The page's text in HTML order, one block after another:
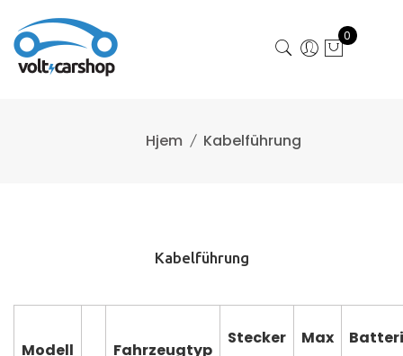
content
0
Kabelführung
Kabelführung
Modell Fahrzeugtyp
Stecker
Max